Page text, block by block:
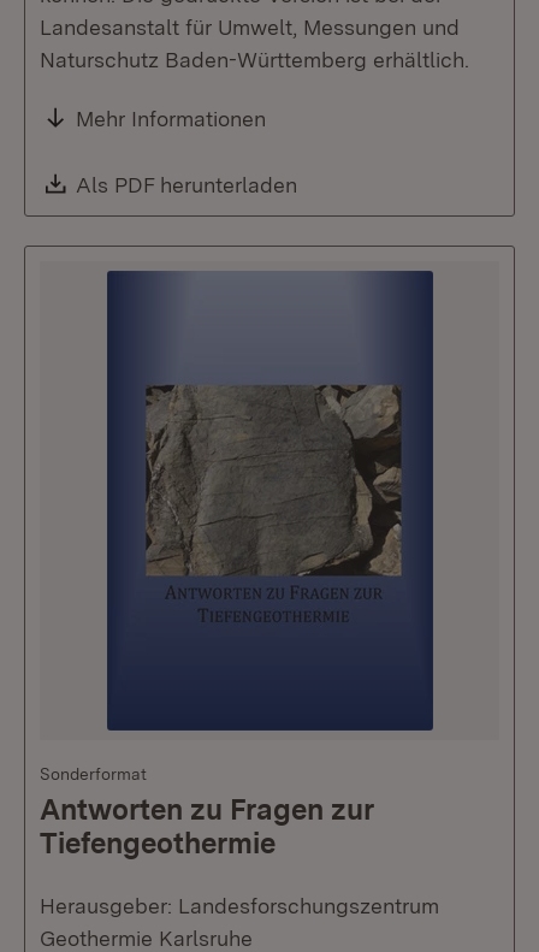
Landesanstalt für Umwelt, Messungen und
Naturschutz Baden-Württemberg erhältlich.
Mehr Informationen
Download:
Als PDF herunterladen
Sonderformat
Antworten zu Fragen zur
Tiefengeothermie
Herausgeber: Landesforschungszentrum
Geothermie Karlsruhe